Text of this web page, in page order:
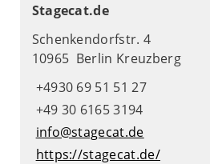
Stagecat.de
Schenkendorfstr. 4
10965 Berlin Kreuzberg
+4930 69 51 51 27
+49 30 6165 3194
info@stagecat.de
https://stagecat.de/